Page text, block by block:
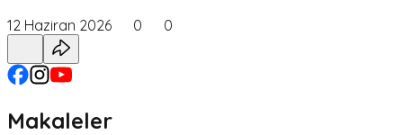
12 Haziran 2026 0 0
Makaleler